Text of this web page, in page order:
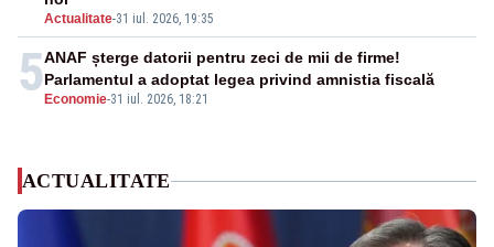
Actualitate-31 iul. 2026, 19:35
5 Economie-31 iul. 2026, 18:21
ANAF șterge datorii pentru zeci de mii de firme!
Parlamentul a adoptat legea privind amnistia fiscală
ACTUALITATE